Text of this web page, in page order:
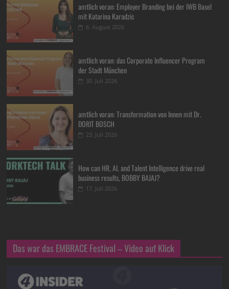
amtlich voran: Employer Branding bei der IWB Basel
mit Katarina Karadzic
6. August 2026
amtlich voran: das Corporate Influencer Program
der Stadt München
30. Juli 2026
amtlich voran: Transformation von Innen mit Dr.
DORIT BOSCH
23. Juli 2026
How can HR, AI, and Talent Intelligence drive real
business results, BOBBY BAJAJ?
17. Juli 2026
Das war das EMBRACE Festival – Video auf Klick